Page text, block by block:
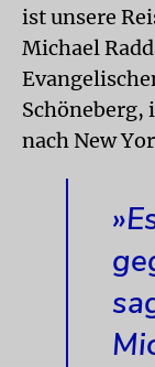
ist unsere
Michael
Schöneberg,
nach New